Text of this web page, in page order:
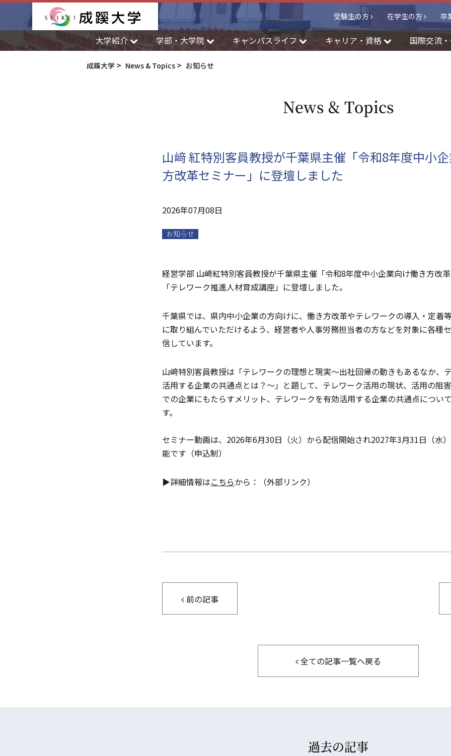
成蹊大学
受験生の方 在学生の方 卒
大学紹介 学部・大学院 キャンパスライフ キャリア・資格 国際交流
成蹊大学 News & Topics お知らせ
News & Topics
山﨑 紅特別客員教授が千葉県主催「令和8年度中小
方改革セミナー」に登壇しました
2026年07月08日
お知らせ
経営学部 山﨑紅特別客員教授が千葉県主催「令和8年度中小企業向け働き方改
「テレワーク推進人材育成講座」に登壇しました。
千葉県では、県内中小企業の方向けに、働き方改革やテレワークの導入・定着
に取り組んでいただけるよう、経営者や人事労務担当者の方などを対象に各種
信しています。
山﨑特別客員教授は「テレワークの理想と現実～出社回帰の動きもあるなか、
活用する企業の共通点とは？～」と題して、テレワーク活用の現状、活用の阻
での企業にもたらすメリット、テレワークを有効活用する企業の共通点につい
す。
セミナー動画は、2026年6月30日（火）から配信開始され2027年3月31日（水
能です（申込制）
▶詳細情報はこちらから：（外部リンク）
前の記事
全ての記事一覧へ戻る
過去の記事